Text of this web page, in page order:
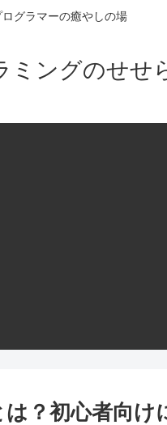
ログラマーの癒やしの場
ミングのせせ
？初心者向け